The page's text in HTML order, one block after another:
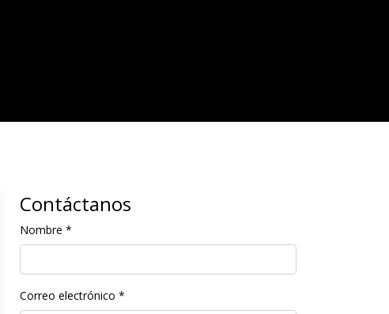
Contáctanos
Nombre *
Correo electrónico *